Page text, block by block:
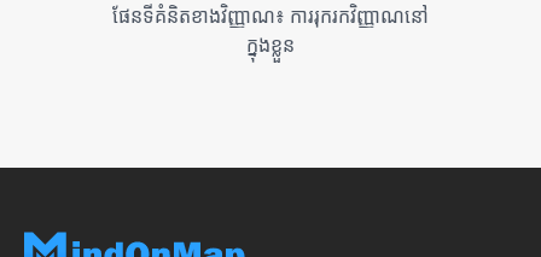
ផែនទីគំនិតខាងវិញ្ញាណ៖ ការរុករកវិញ្ញាណនៅ
ក្នុងខ្លួន